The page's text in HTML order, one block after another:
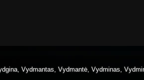
Vydmantas, Vydmantė, Vydminas,